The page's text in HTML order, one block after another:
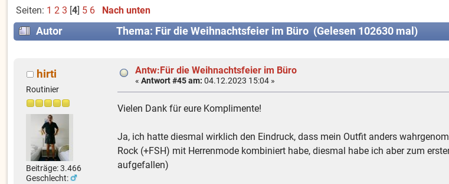
Seiten: 1 2 3 [4] 5 6 Nach unten
Autor Thema: Für die Weihnachtsfeier im Büro (Gelesen 102630 mal)
hirti
Routinier
Beiträge: 3.466
Geschlecht:
Antw:Für die Weihnachtsfeier im Büro
«Antwort #45 am: 04.12.2023 15:04 »
Vielen Dank für eure Komplimente!
Ja, ich hatte diesmal wirklich den Eindruck, dass mein Outfit anders
Rock (+FSH) mit Herrenmode kombiniert habe, diesmal habe ich aber zum
aufgefallen)